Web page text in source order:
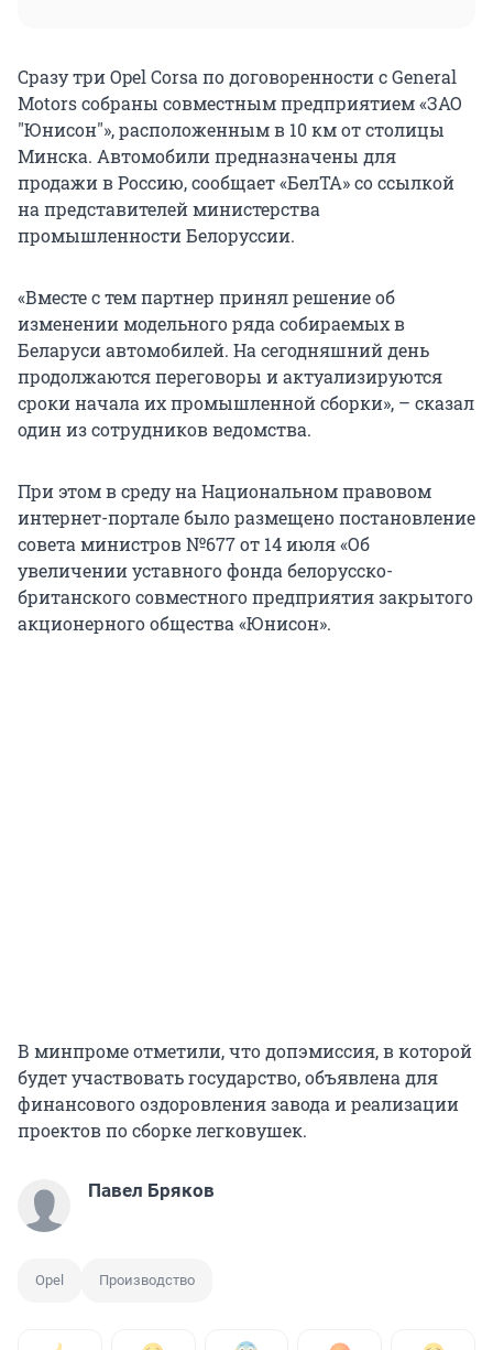
Сразу три Opel Corsa по договоренности с General
Motors собраны совместным предприятием «ЗАО
"Юнисон"», расположенным в 10 км от столицы
Минска. Автомобили предназначены для
продажи в Россию, сообщает «БелТА» со ссылкой
на представителей министерства
промышленности Белоруссии.
«Вместе с тем партнер принял решение об
изменении модельного ряда собираемых в
Беларуси автомобилей. На сегодняшний день
продолжаются переговоры и актуализируются
сроки начала их промышленной сборки», – сказал
один из сотрудников ведомства.
При этом в среду на Национальном правовом
интернет-портале было размещено постановление
совета министров №677 от 14 июля «Об
увеличении уставного фонда белорусско-
британского совместного предприятия закрытого
акционерного общества «Юнисон».
В минпроме отметили, что допэмиссия, в которой
будет участвовать государство, объявлена для
финансового оздоровления завода и реализации
проектов по сборке легковушек.
Павел Бряков
Opel Производство